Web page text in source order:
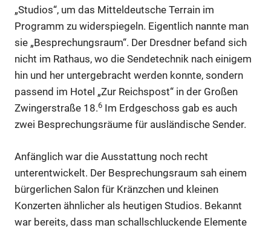
Anzeige
Anzeige
„Studios“, um das Mitteldeutsche Terrain im
Programm zu widerspiegeln. Eigentlich nannte man
sie „Besprechungsraum“. Der Dresdner befand sich
nicht im Rathaus, wo die Sendetechnik nach einigem
hin und her untergebracht werden konnte, sondern
passend im Hotel „Zur Reichspost“ in der Großen
Zwingerstraße 18.6 Im Erdgeschoss gab es auch
zwei Besprechungsräume für ausländische Sender.
Anfänglich war die Ausstattung noch recht
unterentwickelt. Der Besprechungsraum sah einem
bürgerlichen Salon für Kränzchen und kleinen
Konzerten ähnlicher als heutigen Studios. Bekannt
war bereits, dass man schallschluckende Elemente